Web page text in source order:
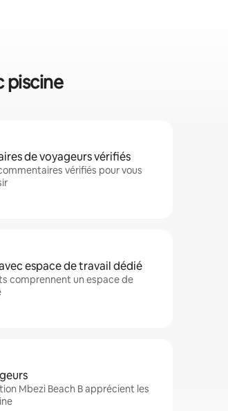
piscine
de voyageurs vérifiés
vérifiés pour vous
espace de travail dédié
comprennent un espace de
Mbezi Beach B apprécient les